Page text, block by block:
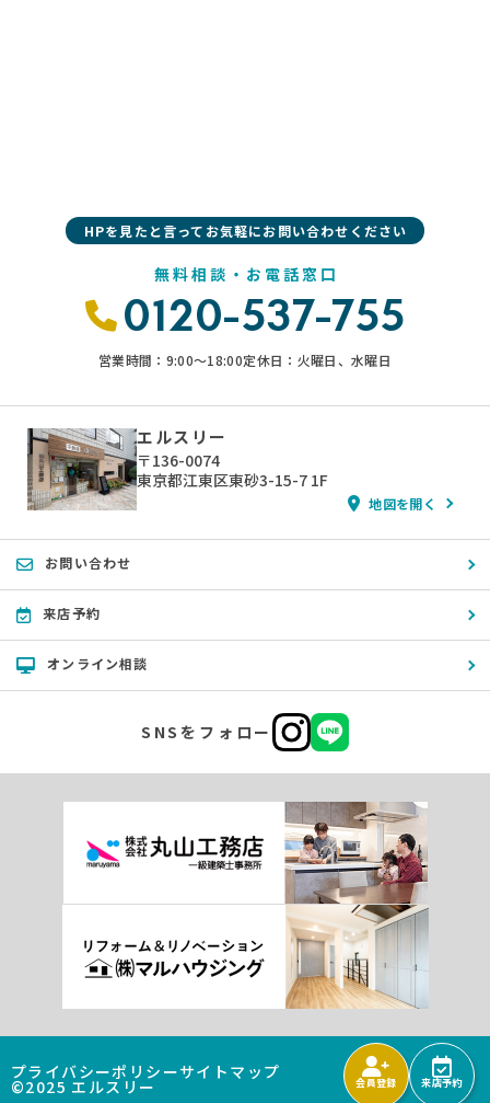
会員登録 来店予約
HPを見たと言ってお気軽にお問い合わせください
無料相談・お電話窓口
0120-537-755
営業時間：9:00〜18:00定休日：火曜日、水曜日
エルスリー
〒136-0074
東京都江東区東砂3-15-7 1F
地図を開く
お問い合わせ
来店予約
オンライン相談
SNSをフォロー
プライバシーポリシーサイトマップ
©2025 エルスリー